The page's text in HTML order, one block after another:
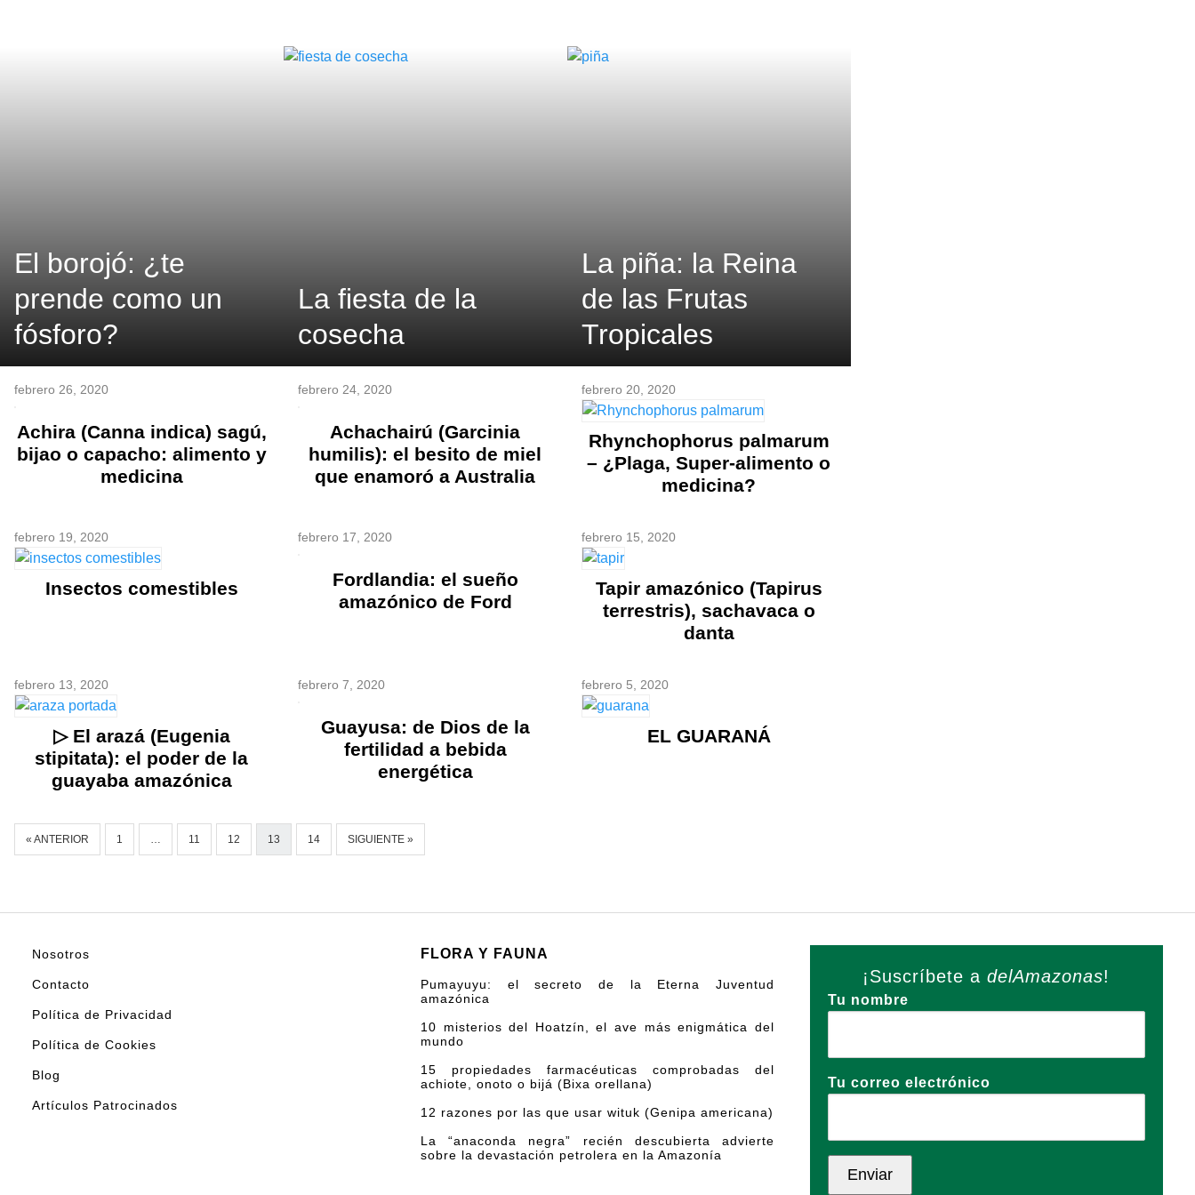
El borojó: ¿te
prende como un
fósforo?
La fiesta de la
cosecha
La piña: la Reina
de las Frutas
Tropicales
febrero 26, 2020
Achira (Canna indica) sagú,
bijao o capacho: alimento y
medicina
febrero 24, 2020
Achachairú (Garcinia
humilis): el besito de miel
que enamoró a Australia
febrero 20, 2020
Rhynchophorus palmarum
– ¿Plaga, Super-alimento o
medicina?
febrero 19, 2020
Insectos comestibles
febrero 17, 2020
Fordlandia: el sueño
amazónico de Ford
febrero 15, 2020
Tapir amazónico (Tapirus
terrestris), sachavaca o
danta
febrero 13, 2020
▷ El arazá (Eugenia
stipitata): el poder de la
guayaba amazónica
febrero 7, 2020
Guayusa: de Dios de la
fertilidad a bebida
energética
febrero 5, 2020
EL GUARANÁ
« ANTERIOR 1 … 11 12 13 14 SIGUIENTE »
Nosotros
Contacto
Política de Privacidad
Política de Cookies
Blog
Artículos Patrocinados
FLORA Y FAUNA
Pumayuyu: el secreto de la Eterna Juventud
amazónica
10 misterios del Hoatzín, el ave más enigmática del
mundo
15 propiedades farmacéuticas comprobadas del
achiote, onoto o bijá (Bixa orellana)
12 razones por las que usar wituk (Genipa americana)
La “anaconda negra” recién descubierta advierte
sobre la devastación petrolera en la Amazonía
¡Suscríbete adelAmazonas!
Tu nombre
Tu correo electrónico